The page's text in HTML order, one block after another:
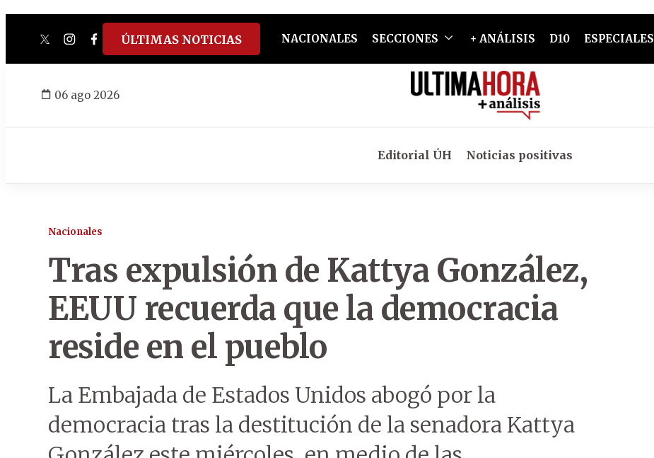
twitterinstagram
facebook
tiktokyoutube
spotify
ÚLTIMAS NOTICIAS NACIONALES SECCIONES + ANÁLISIS D10 ESPECIALES
06 ago 2026
Editorial ÚH Noticias positivas
Nacionales
Tras expulsión de Kattya González,
EEUU recuerda que la democracia
reside en el pueblo
La Embajada de Estados Unidos abogó por la
democracia tras la destitución de la senadora Kattya